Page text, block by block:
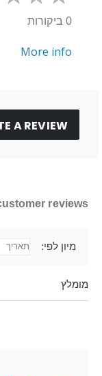
0 ביקורות
More info
A REVIEW
reviews
מומלץ
מיון לפי